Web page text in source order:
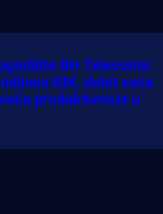
BH Telecoma:
KM, dobit veća
produktivnost u